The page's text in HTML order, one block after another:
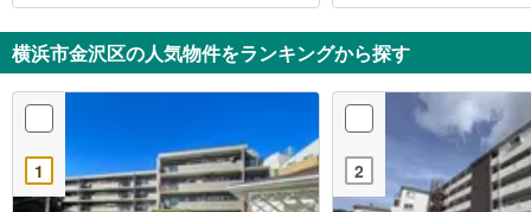
横浜市金沢区の人気物件をランキングから探す
1 2